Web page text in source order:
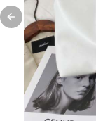
Previous slide